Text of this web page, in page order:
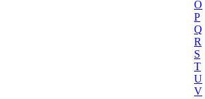
O
P
Q
R
S
T
U
V